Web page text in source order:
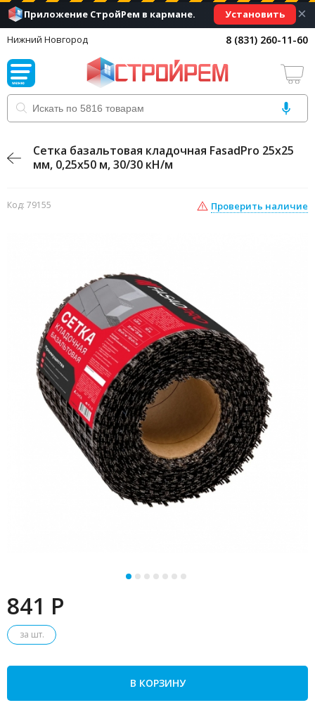
Приложение СтройРем в кармане. Установить ×
Нижний Новгород 8 (831) 260-11-60
Сетка базальтовая кладочная FasadPro 25х25
мм, 0,25х50 м, 30/30 кН/м
Код: 79155 Проверить наличие
841 P
за шт.
В КОРЗИНУ